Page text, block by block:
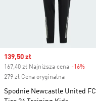
Sale price
139,50 zł
167,40 zł Najniższa cena -16%
279 zł Cena oryginalna
Spodnie Newcastle United FC